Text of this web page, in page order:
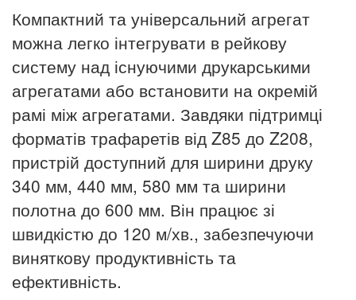
Компактний та універсальний агрегат
можна легко інтегрувати в рейкову
систему над існуючими друкарськими
агрегатами або встановити на окремій
рамі між агрегатами. Завдяки підтримці
форматів трафаретів від Z85 до Z208,
пристрій доступний для ширини друку
340 мм, 440 мм, 580 мм та ширини
полотна до 600 мм. Він працює зі
швидкістю до 120 м/хв., забезпечуючи
виняткову продуктивність та
ефективність.